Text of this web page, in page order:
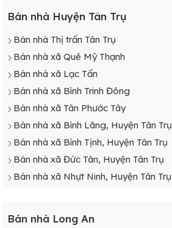
Bán nhà Huyện Tân Trụ
Bán nhà Thị trấn Tân Trụ
Bán nhà xã Quê Mỹ Thạnh
Bán nhà xã Lạc Tấn
Bán nhà xã Bình Trinh Đông
Bán nhà xã Tân Phước Tây
Bán nhà xã Bình Lãng, Huyện Tân Trụ
Bán nhà xã Bình Tịnh, Huyện Tân Trụ
Bán nhà xã Đức Tân, Huyện Tân Trụ
Bán nhà xã Nhựt Ninh, Huyện Tân Trụ
Bán nhà Long An